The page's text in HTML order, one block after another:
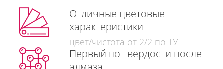
Отличные цветовые
характеристики
цвет/чистота от 2/2 по ТУ
Первый по твердости после